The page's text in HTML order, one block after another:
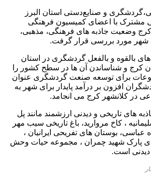
و صنایع‌دستی استان البرز
مشترک با اعضای کمیسیون فرهنگی
وضعیت جاذبه های فرهنگی‌، مذهبی،
شهر مورد بررسی قرار گرفت.
بالقوه و بالفعل گردشگری در استان
کرج و شناساندن آن ها در سطح کشور را
برای توسعه صنعت گردشگری عنوان
افزون بر درآمد پایدار برای شهر به
در کلانشهر کرج می انجامد.
های تاریخی و دیدنی ارزشمند مانند پل
، کاخ مروارید، باغ تاریخی سیب مهر
بوستان های تفریحی ایرانیان ،
پارک شهید چمران ، مجموعه حیات وحش
دیدنی است.